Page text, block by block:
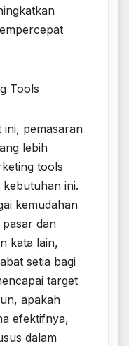
Tools
ini, pemasaran
lebih
tools
kebutuhan ini.
kemudahan
pasar dan
kata lain,
setia bagi
target
apakah
efektifnya,
dalam